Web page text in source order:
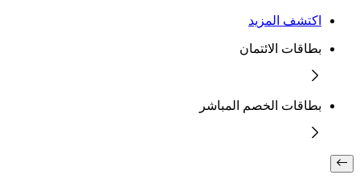
اكتشف المزيد
بطاقات الائتمان
بطاقات الخصم المباشر